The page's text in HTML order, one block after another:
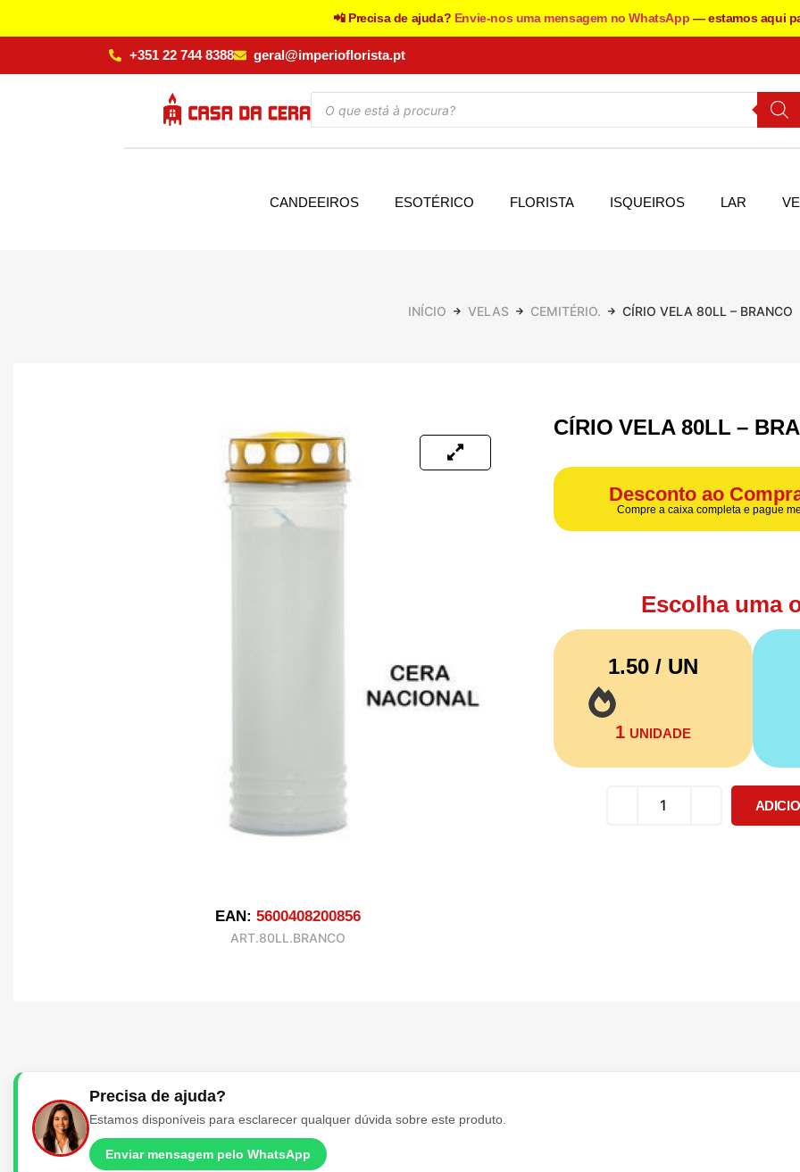
📲 Precisa de ajuda? Envie-nos uma mensagem no WhatsApp — estamos aqui
+351 22 744 8388 geral@imperioflorista.pt
CANDEEIROS ESOTÉRICO FLORISTA ISQUEIROS LAR
INÍCIO VELAS CEMITÉRIO. CÍRIO VELA 80LL – BRANCO
EAN: 5600408200856
ART.80LL.BRANCO
CÍRIO VELA 80LL –
Desconto ao
Compre a caixa completa e pague
Escolha uma
1.50 / UN
1 UNIDADE
Precisa de ajuda?
Estamos disponíveis para esclarecer qualquer dúvida sobre este produto.
Enviar mensagem pelo WhatsApp